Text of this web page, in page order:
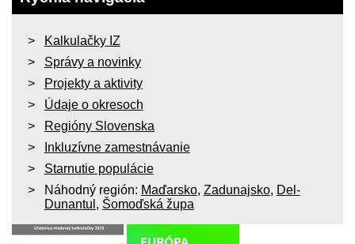
Kalkulačky IZ
Správy a novinky
Projekty a aktivity
Údaje o okresoch
Regióny Slovenska
Inkluzívne zamestnávanie
Starnutie populácie
Náhodný región: Maďarsko, Zadunajsko, Del-
Dunantul , Šomoďská župa